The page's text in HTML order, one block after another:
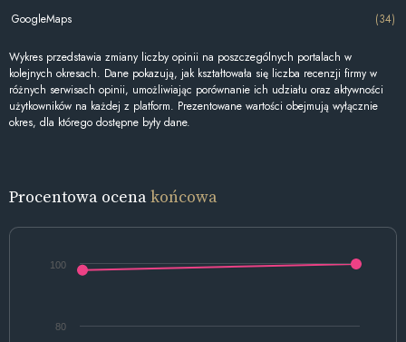
GoogleMaps (34)
Wykres przedstawia zmiany liczby opinii na poszczególnych portalach w
kolejnych okresach. Dane pokazują, jak kształtowała się liczba recenzji firmy w
różnych serwisach opinii, umożliwiając porównanie ich udziału oraz aktywności
użytkowników na każdej z platform. Prezentowane wartości obejmują wyłącznie
okres, dla którego dostępne były dane.
Procentowa ocenakońcowa
80
100